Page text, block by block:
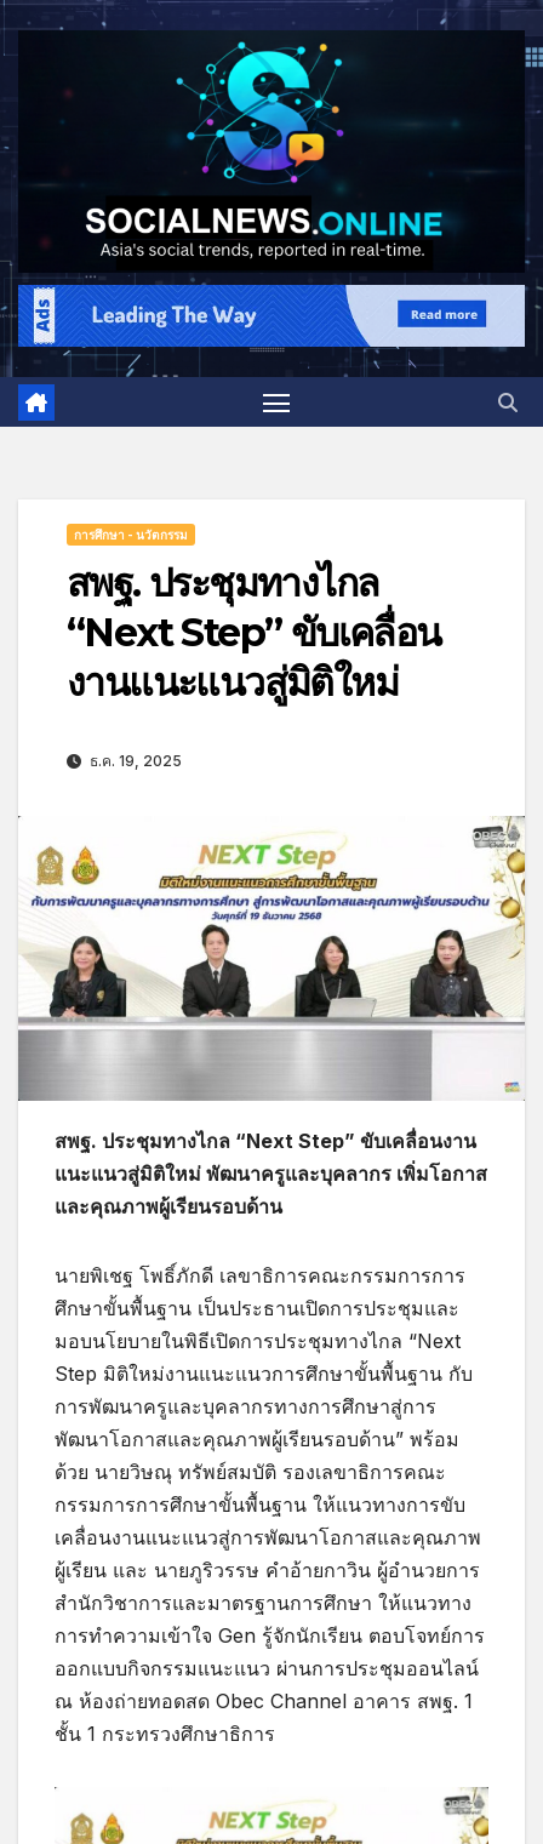
การศึกษา - นวัตกรรม
สพฐ. ประชุมทางไกล
“Next Step” ขับเคลื่อน
งานแนะแนวสู่มิติใหม่
ธ.ค. 19, 2025
สพฐ. ประชุมทางไกล “Next Step” ขับเคลื่อนงาน
แนะแนวสู่มิติใหม่ พัฒนาครูและบุคลากร เพิ่มโอกาส
และคุณภาพผู้เรียนรอบด้าน
นายพิเชฐ โพธิ์ภักดี เลขาธิการคณะกรรมการการ
ศึกษาขั้นพื้นฐาน เป็นประธานเปิดการประชุมและ
มอบนโยบายในพิธีเปิดการประชุมทางไกล “Next
Step มิติใหม่งานแนะแนวการศึกษาขั้นพื้นฐาน กับ
การพัฒนาครูและบุคลากรทางการศึกษาสู่การ
พัฒนาโอกาสและคุณภาพผู้เรียนรอบด้าน” พร้อม
ด้วย นายวิษณุ ทรัพย์สมบัติ รองเลขาธิการคณะ
กรรมการการศึกษาขั้นพื้นฐาน ให้แนวทางการขับ
เคลื่อนงานแนะแนวสู่การพัฒนาโอกาสและคุณภาพ
ผู้เรียน และ นายภูริวรรษ คำอ้ายกาวิน ผู้อำนวยการ
สำนักวิชาการและมาตรฐานการศึกษา ให้แนวทาง
การทำความเข้าใจ Gen รู้จักนักเรียน ตอบโจทย์การ
ออกแบบกิจกรรมแนะแนว ผ่านการประชุมออนไลน์
ณ ห้องถ่ายทอดสด Obec Channel อาคาร สพฐ. 1
ชั้น 1 กระทรวงศึกษาธิการ